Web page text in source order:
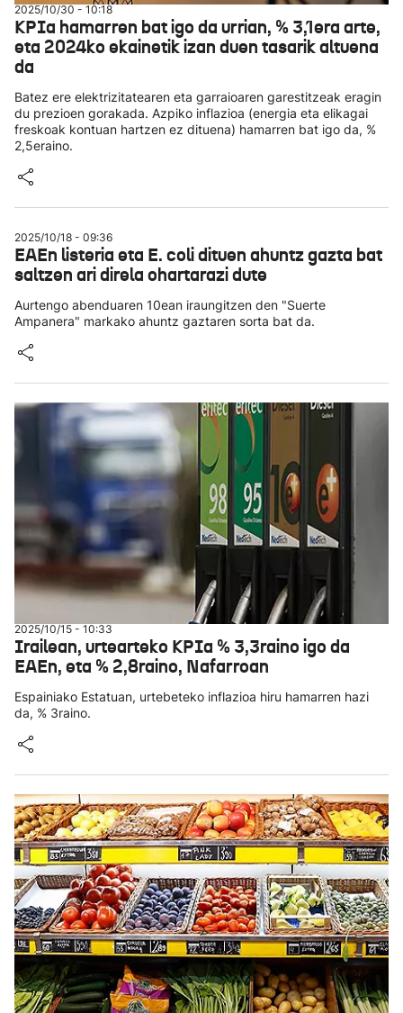
2025/10/30 - 10:18
KPIa hamarren bat igo da urrian, % 3,1era arte,
eta 2024ko ekainetik izan duen tasarik altuena
da
Batez ere elektrizitatearen eta garraioaren garestitzeak eragin
du prezioen gorakada. Azpiko inflazioa (energia eta elikagai
freskoak kontuan hartzen ez dituena) hamarren bat igo da, %
2,5eraino.
2025/10/18 - 09:36
EAEn listeria eta E. coli dituen ahuntz gazta bat
saltzen ari direla ohartarazi dute
Aurtengo abenduaren 10ean iraungitzen den "Suerte
Ampanera" markako ahuntz gaztaren sorta bat da.
2025/10/15 - 10:33
Irailean, urtearteko KPIa % 3,3raino igo da
EAEn, eta % 2,8raino, Nafarroan
Espainiako Estatuan, urtebeteko inflazioa hiru hamarren hazi
da, % 3raino.